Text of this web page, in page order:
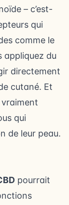
– c’est-
qui
comme le
appliquez du
directement
cutané. Et
vraiment
qui
de leur peau.
pourrait